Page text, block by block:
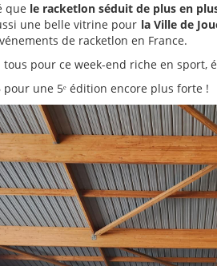
que le racketlon séduit de plus en
une belle vitrine pour la Ville de
de racketlon en France.
tous pour ce week-end riche en sport,
pour une 5ᵉ édition encore plus forte !